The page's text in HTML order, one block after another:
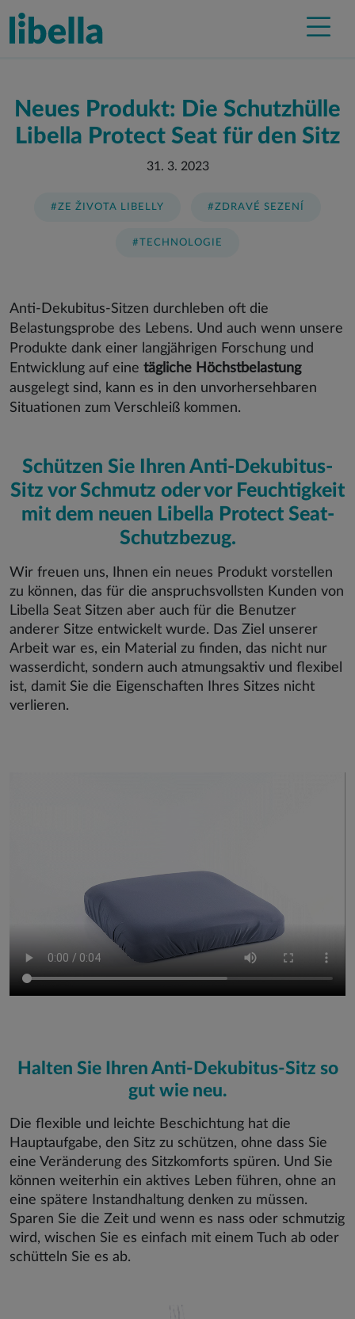
Neues Produkt: Die Schutzhülle
Libella Protect Seat für den Sitz
31. 3. 2023
#ZE ŽIVOTA LIBELLY #ZDRAVÉ SEZENÍ
#TECHNOLOGIE
Anti-Dekubitus-Sitzen durchleben oft die
Belastungsprobe des Lebens. Und auch wenn unsere
Produkte dank einer langjährigen Forschung und
Entwicklung auf eine tägliche Höchstbelastung
ausgelegt sind, kann es in den unvorhersehbaren
Situationen zum Verschleiß kommen.
Schützen Sie Ihren Anti-Dekubitus-
Sitz vor Schmutz oder vor Feuchtigkeit
mit dem neuen Libella Protect Seat-
Schutzbezug.
Wir freuen uns, Ihnen ein neues Produkt vorstellen
zu können, das für die anspruchsvollsten Kunden von
Libella Seat Sitzen aber auch für die Benutzer
anderer Sitze entwickelt wurde. Das Ziel unserer
Arbeit war es, ein Material zu finden, das nicht nur
wasserdicht, sondern auch atmungsaktiv und flexibel
ist, damit Sie die Eigenschaften Ihres Sitzes nicht
verlieren.
Halten Sie Ihren Anti-Dekubitus-Sitz so
gut wie neu.
Die flexible und leichte Beschichtung hat die
Hauptaufgabe, den Sitz zu schützen, ohne dass Sie
eine Veränderung des Sitzkomforts spüren. Und Sie
können weiterhin ein aktives Leben führen, ohne an
eine spätere Instandhaltung denken zu müssen.
Sparen Sie die Zeit und wenn es nass oder schmutzig
wird, wischen Sie es einfach mit einem Tuch ab oder
schütteln Sie es ab.